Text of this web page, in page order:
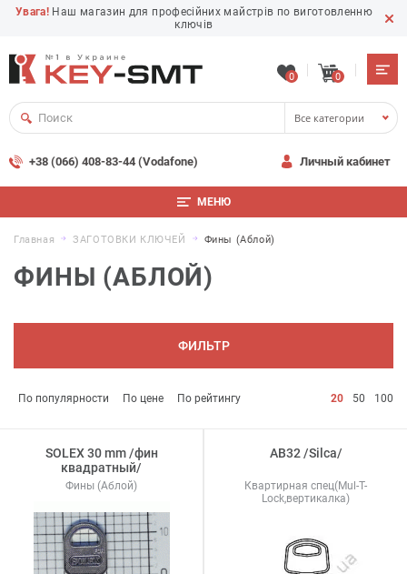
Увага! Наш магазин для професійних майстрів по виготовленню
ключів
0 0
Все категории
+38 (066) 408-83-44 (Vodafone) Личный кабинет
МЕНЮ
Главная ЗАГОТОВКИ КЛЮЧЕЙ Фины (Аблой)
ФИНЫ (АБЛОЙ)
ФИЛЬТР
По популярности По цене По рейтингу 20 50 100
SOLEX 30 mm /фин
квадратный/
Фины (Аблой)
AB32 /Silca/
Квартирная спец(Mul-T-
Lock,вертикалка)